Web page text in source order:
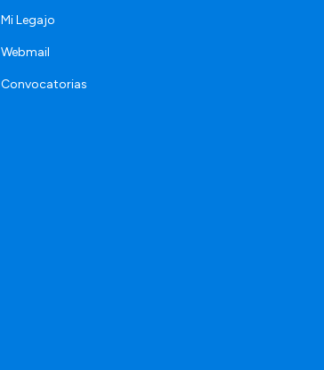
Mi Legajo
Webmail
Convocatorias